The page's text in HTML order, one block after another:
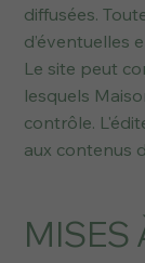
diffusées.
d’éventuelles
Le site peut
lesquels
contrôle.
aux contenus
MISES